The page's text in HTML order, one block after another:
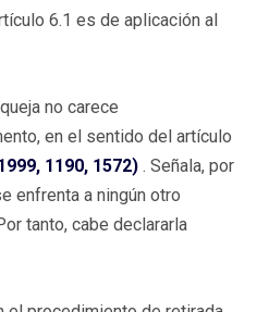
6.1 es de aplicación al
no carece
en el sentido del artículo
1190, 1572) . Señala, por
enfrenta a ningún otro
tanto, cabe declararla